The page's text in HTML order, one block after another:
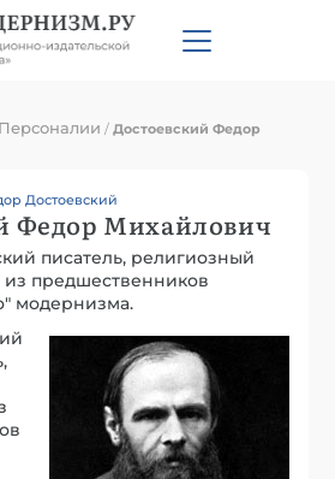
Персоналии /Достоевский Федор
Достоевский
Федор Михайлович
писатель, религиозный
предшественников
модернизма.